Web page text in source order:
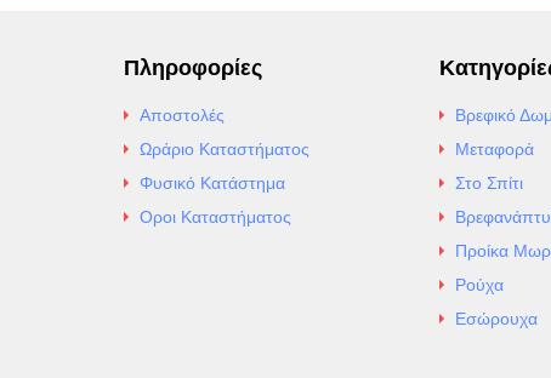
Πληροφορίες
Αποστολές
Ωράριο Καταστήματος
Φυσικό Κατάστημα
Οροι Καταστήματος
Βρεφικό
Μεταφορά
Στο Σπίτι
Προίκα
Ρούχα
Εσώρουχα